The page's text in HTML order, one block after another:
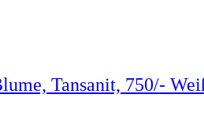
Tansanit, 750/-